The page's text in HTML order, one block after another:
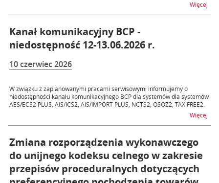
Więcej
Kanał komunikacyjny BCP -
niedostępność 12-13.06.2026 r.
10 czerwiec 2026
W związku z zaplanowanymi pracami serwisowymi informujemy o
niedostępności kanału komunikacyjnego BCP dla systemów dla systemów
AES/ECS2 PLUS, AIS/ICS2, AIS/IMPORT PLUS, NCTS2, OSOZ2, TAX FREE2.
Więcej
Zmiana rozporządzenia wykonawczego
do unijnego kodeksu celnego w zakresie
przepisów proceduralnych dotyczących